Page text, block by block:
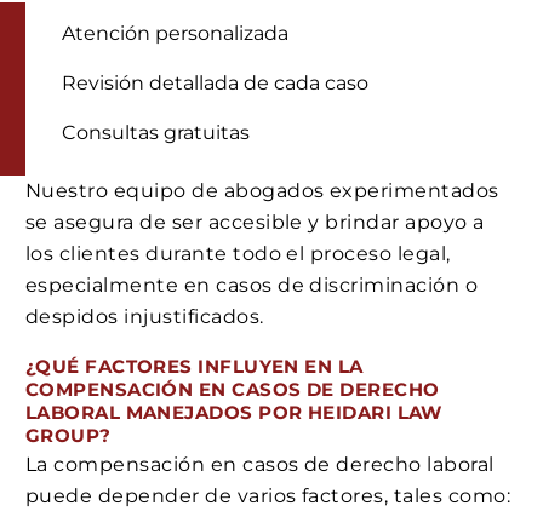
Atención personalizada
Revisión detallada de cada caso
Consultas gratuitas
Nuestro equipo de abogados experimentados
se asegura de ser accesible y brindar apoyo a
los clientes durante todo el proceso legal,
especialmente en casos de discriminación o
despidos injustificados.
¿QUÉ FACTORES INFLUYEN EN LA
COMPENSACIÓN EN CASOS DE DERECHO
LABORAL MANEJADOS POR HEIDARI LAW
GROUP?
La compensación en casos de derecho laboral
puede depender de varios factores, tales como: